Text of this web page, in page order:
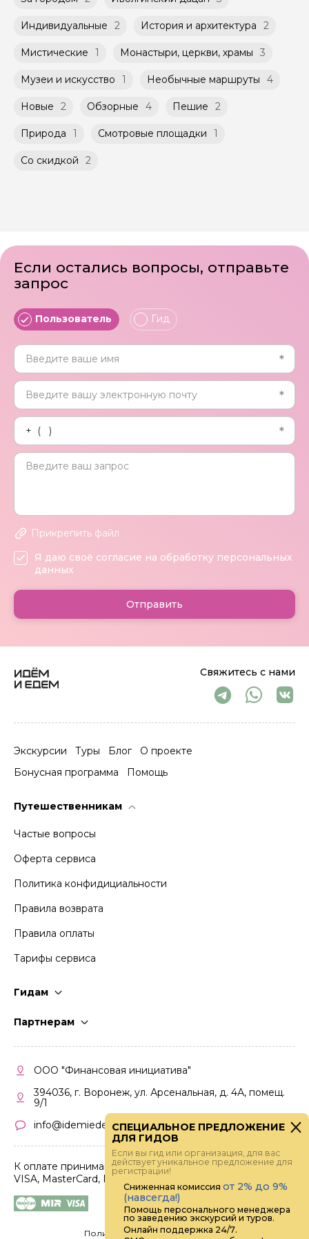
Агрегатором дополнительного соглашения
к Оферте Сервиса.
Способы оплаты на сайте: Картой
российского банка можно оплатить любую
экскурсию.
Мини-группы проводятся на тех же
условиях, что и групповые, но с количество
участников ограничено (группа может быть
Индивидуальные 2 История и архитектура 2
Мистические 1 Монастыри, церкви, храмы 3
Музеи и искусство 1 Необычные маршруты 4
Новые 2 Обзорные 4 Пешие 2
Природа 1 Смотровые площадки 1
Со скидкой 2
Свяжитесь с нами
Экскурсии Туры Блог
О проекте
Бонусная программа
Помощь
Путешественникам
Частые вопросы
Оферта сервиса
Политика конфидициальности
Правила возврата
Правила оплаты
Тарифы сервиса
Гидам
Партнерам
Кабинет партнера
Правила участия
ООО "Финансовая инициатива"
394036, г. Воронеж, ул. Арсенальная, д. 4А, помещ.
9/1
info@idemiedem.ru
К оплате принимаются карты
VISA, MasterCard, МИР
Политика конфиденциальности
Если остались вопросы, отправьте
запрос
Пользователь Гид
Прикрепить файл
Я даю своё согласие на обработку персональных
данных
Отправить
СПЕЦИАЛЬНОЕ ПРЕДЛОЖЕНИЕ
ДЛЯ ГИДОВ
Если вы гид или организация, для вас
действует уникальное предложение для
регистрации!
Сниженная комиссия от 2% до 9%
(навсегда!)
Помощь персонального менеджера
по заведению экскурсий и туров.
Онлайн поддержка 24/7.